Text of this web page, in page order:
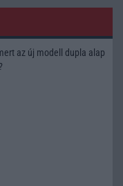
az új modell dupla alap